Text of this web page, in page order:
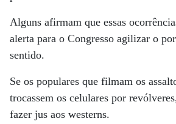
Alguns afirmam que essas
alerta para o Congresso agilizar o
sentido.
Se os populares que filmam os
trocassem os celulares por
fazer jus aos westerns.